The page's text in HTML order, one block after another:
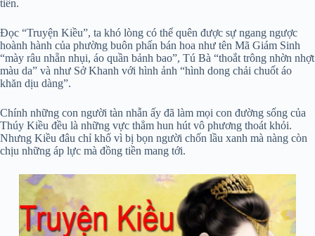
tiền.
Đọc “Truyện Kiều”, ta khó lòng có thể quên được sự ngang ngược
hoành hành của phường buôn phấn bán hoa như tên Mã Giám Sinh
“mày râu nhẵn nhụi, áo quần bảnh bao”, Tú Bà “thoắt trông nhờn nhợt
màu da” và như Sở Khanh với hình ảnh “hình dong chải chuốt áo
khăn dịu dàng”.
Chính những con người tàn nhẫn ấy đã làm mọi con đường sống của
Thúy Kiều đều là những vực thẳm hun hút vô phương thoát khỏi.
Nhưng Kiều đâu chỉ khổ vì bị bọn người chốn lầu xanh mà nàng còn
chịu những áp lực mà đồng tiền mang tới.